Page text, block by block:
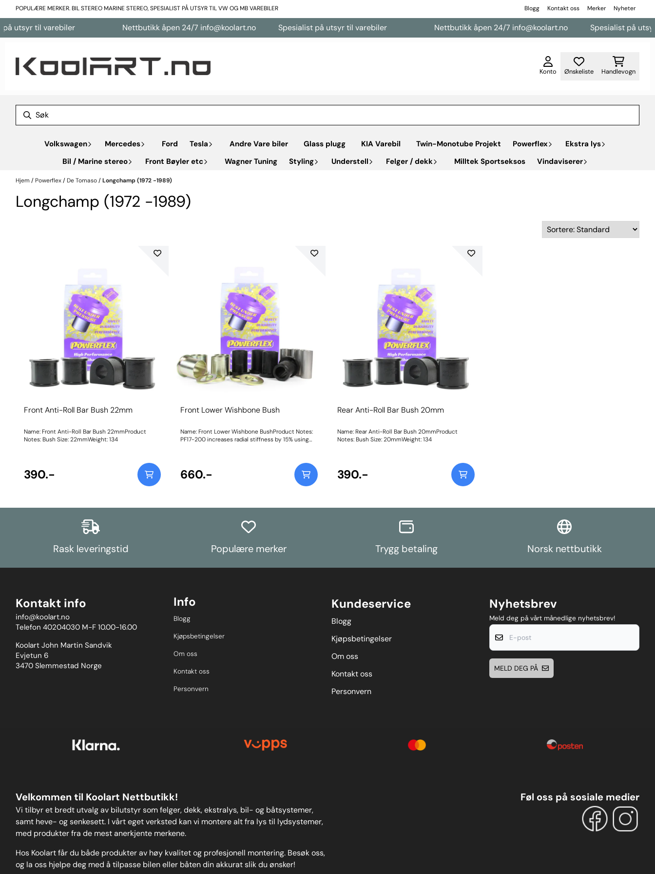
Hopp til innhold
POPULÆRE MERKER. BIL STEREO MARINE STEREO, SPESIALIST PÅ UTSYR TIL VW OG MB VAREBILER Blogg Kontakt oss Merker Nyheter
utsyr til varebiler Nettbutikk åpen 24/7 info@koolart.no Spesialist på utsyr til varebiler Nettbutikk åpen 24/7 info@koolart.no Spesialist på utsyr
Konto Ønskeliste Handlevogn
Volkswagen Mercedes Ford Tesla Andre Vare biler Glass plugg KIA Varebil Twin-Monotube Projekt Powerflex
Ekstra lys
Bil / Marine stereo
Front Bøyler etc Wagner Tuning Styling Understell Felger / dekk Milltek Sportseksos Vindaviserer
Hjem / Powerflex/ De Tomaso/Longchamp (1972 -1989)
Longchamp (1972 -1989)
Front Anti-Roll Bar Bush 22mm
Name: Front Anti-Roll Bar Bush 22mmProduct
Notes: Bush Size: 22mmWeight: 134
390.-
Front Lower Wishbone Bush
Name: Front Lower Wishbone BushProduct Notes:
PF17-200 increases radial stiffness by 15% using
inner sleeve, and supporting washers, providing a
premium engineered, high-performance
alternative to the OE rubber equivalent. Weight:
660.-
Rear Anti-Roll Bar Bush 20mm
Name: Rear Anti-Roll Bar Bush 20mmProduct
Notes: Bush Size: 20mmWeight: 134
390.-
Rask leveringstid Populære merker Trygg betaling Norsk nettbutikk
Kontakt info
info@koolart.no
Telefon 40204030 M-F 10.00-16.00
Koolart John Martin Sandvik
Evjetun 6
3470 Slemmestad Norge
Info
Blogg
Kjøpsbetingelser
Om oss
Kontakt oss
Personvern
Kundeservice
Blogg
Kjøpsbetingelser
Om oss
Kontakt oss
Personvern
Nyhetsbrev
Meld deg på vårt månedlige nyhetsbrev!
E-post
MELD DEG PÅ
Velkommen til Koolart Nettbutikk!
Vi tilbyr et bredt utvalg av bilutstyr som felger, dekk, ekstralys, bil- og båtsystemer,
samt heve- og senkesett. I vårt eget verksted kan vi montere alt fra lys til lydsystemer,
med produkter fra de mest anerkjente merkene.
Hos Koolart får du både produkter av høy kvalitet og profesjonell montering. Besøk oss,
og la oss hjelpe deg med å tilpasse bilen eller båten din akkurat slik du ønsker!
Føl oss på sosiale medier